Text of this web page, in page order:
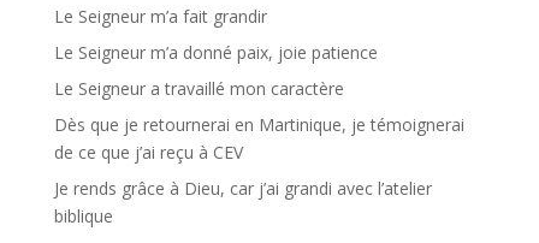
Le Seigneur m’a fait grandir
Le Seigneur m’a donné paix, joie patience
Le Seigneur a travaillé mon caractère
Dès que je retournerai en Martinique, je témoignerai
de ce que j’ai reçu à CEV
Je rends grâce à Dieu, car j’ai grandi avec l’atelier
biblique